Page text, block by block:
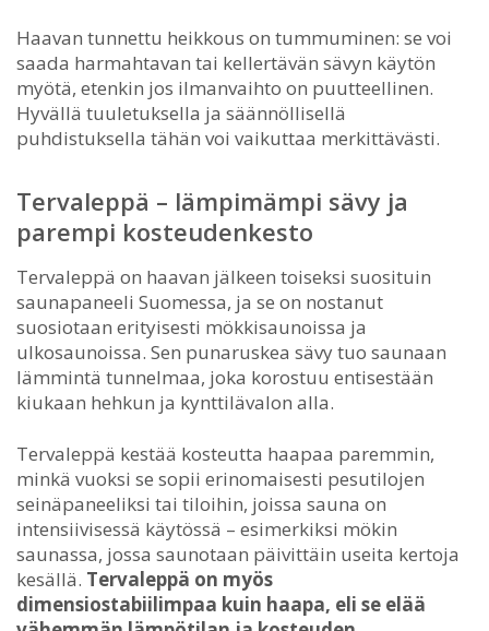
Haavan tunnettu heikkous on tummuminen: se voi
saada harmahtavan tai kellertävän sävyn käytön
myötä, etenkin jos ilmanvaihto on puutteellinen.
Hyvällä tuuletuksella ja säännöllisellä
puhdistuksella tähän voi vaikuttaa merkittävästi.
Tervaleppä – lämpimämpi sävy ja
parempi kosteudenkesto
Tervaleppä on haavan jälkeen toiseksi suosituin
saunapaneeli Suomessa, ja se on nostanut
suosiotaan erityisesti mökkisaunoissa ja
ulkosaunoissa. Sen punaruskea sävy tuo saunaan
lämmintä tunnelmaa, joka korostuu entisestään
kiukaan hehkun ja kynttilävalon alla.
Tervaleppä kestää kosteutta haapaa paremmin,
minkä vuoksi se sopii erinomaisesti pesutilojen
seinäpaneeliksi tai tiloihin, joissa sauna on
intensiivisessä käytössä – esimerkiksi mökin
saunassa, jossa saunotaan päivittäin useita kertoja
kesällä. Tervaleppä on myös
dimensiostabiilimpaa kuin haapa, eli se elää